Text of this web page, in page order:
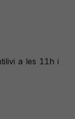
a les 11h i